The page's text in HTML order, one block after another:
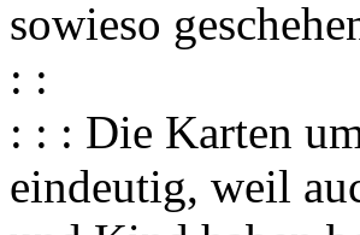
sowieso
: :
: : : Die Karten
eindeutig, weil